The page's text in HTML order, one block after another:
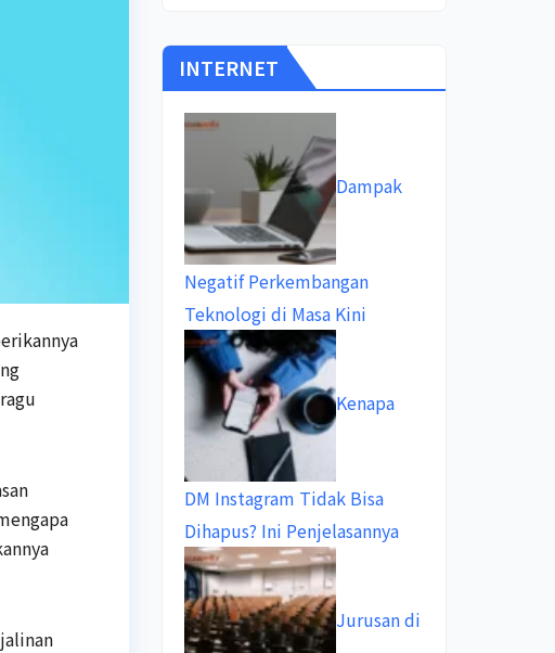
INTERNET
Dampak
Negatif Perkembangan
Teknologi di Masa Kini
Kenapa
DM Instagram Tidak Bisa
Dihapus? Ini Penjelasannya
Jurusan di